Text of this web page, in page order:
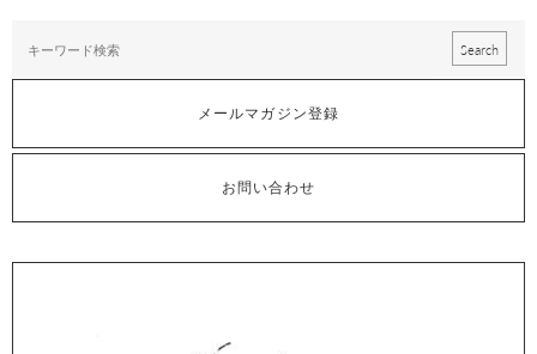
メールマガジン登録
お問い合わせ